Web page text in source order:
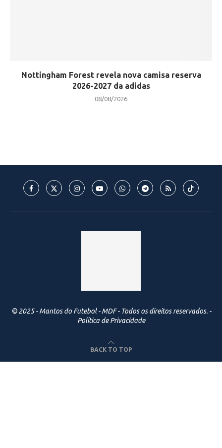
Nottingham Forest revela nova camisa reserva
2026-2027 da adidas
08/08/2026
© 2025 - Mantos do Futebol - MDF - Todos os direitos reservados. -
Política de Privacidade
BACK TO TOP